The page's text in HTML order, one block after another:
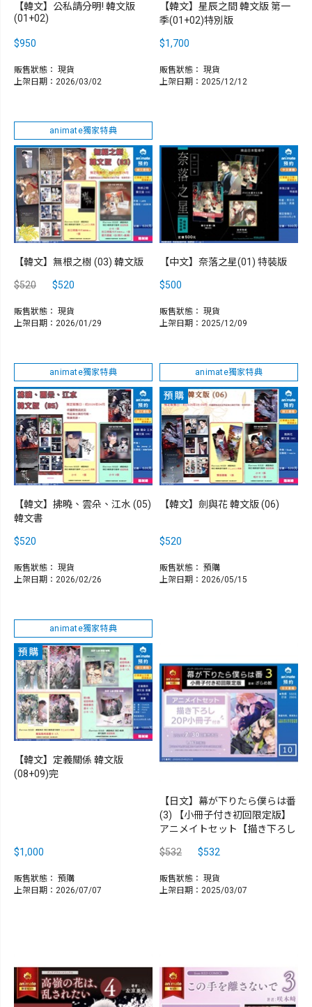
【韓文】公私請分明! 韓文版
(01+02)
$950
販售狀態： 現貨
上架日期：2026/03/02
【韓文】星辰之間 韓文版 第一
季(01+02)特別版
$1,700
販售狀態： 現貨
上架日期：2025/12/12
animate獨家特典
【韓文】無根之樹 (03) 韓文版
$520 $520
販售狀態： 現貨
上架日期：2026/01/29
【中文】奈落之星(01) 特裝版
$500
販售狀態： 現貨
上架日期：2025/12/09
animate獨家特典
【韓文】拂曉、雲朵、江水 (05)
韓文書
$520
販售狀態： 現貨
上架日期：2026/02/26
animate獨家特典
【韓文】劍與花 韓文版 (06)
$520
販售狀態： 預購
上架日期：2026/05/15
animate獨家特典
【韓文】定義關係 韓文版
(08+09)完
$1,000
販售狀態： 預購
上架日期：2026/07/07
【日文】幕が下りたら僕らは番
(3) 【小冊子付き初回限定版】
アニメイトセット【描き下ろし
$532 $532
販售狀態： 現貨
上架日期：2025/03/07